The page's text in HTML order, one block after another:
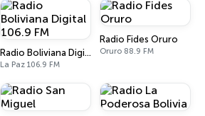
Radio Boliviana Digital 106.9 FM
La Paz 106.9 FM
Radio Fides Oruro
Oruro 88.9 FM